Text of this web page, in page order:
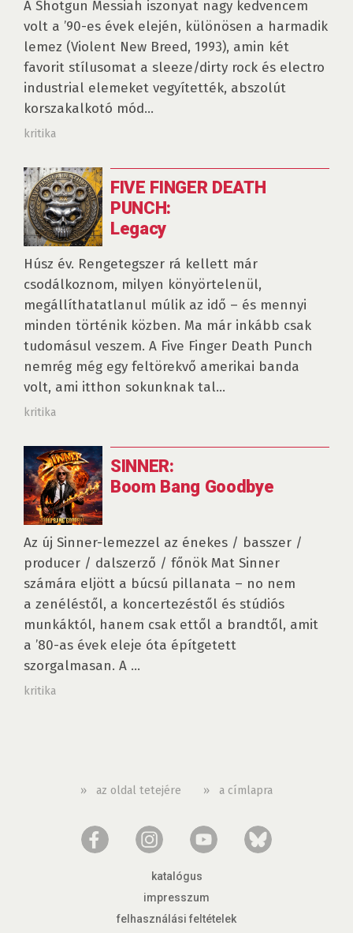
A Shotgun Messiah iszonyat nagy kedvencem
volt a ’90-es évek elején, különösen a harmadik
lemez (Violent New Breed, 1993), amin két
favorit stílusomat a sleeze/dirty rock és electro
industrial elemeket vegyítették, abszolút
korszakalkotó mód...
kritika
FIVE FINGER DEATH
PUNCH:
Legacy
Húsz év. Rengetegszer rá kellett már
csodálkoznom, milyen könyörtelenül,
megállíthatatlanul múlik az idő – és mennyi
minden történik közben. Ma már inkább csak
tudomásul veszem. A Five Finger Death Punch
nemrég még egy feltörekvő amerikai banda
volt, ami itthon sokunknak tal...
kritika
SINNER:
Boom Bang Goodbye
Az új Sinner-lemezzel az énekes / basszer /
producer / dalszerző / főnök Mat Sinner
számára eljött a búcsú pillanata – no nem
a zenéléstől, a koncertezéstől és stúdiós
munkáktól, hanem csak ettől a brandtől, amit
a ’80-as évek eleje óta építgetett
szorgalmasan. A ...
kritika
» az oldal tetejére » a címlapra
katalógus
impresszum
felhasználási feltételek